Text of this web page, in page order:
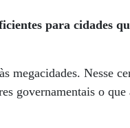
para cidades
megacidades. Nesse
governamentais o